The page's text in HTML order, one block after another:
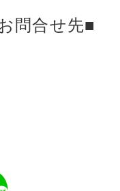
問合せ先■